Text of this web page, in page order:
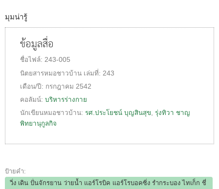
มุมน่ารู้
ข้อมูลสื่อ
ชื่อไฟล์: 243-005
นิตยสารหมอชาวบ้าน เล่มที่: 243
เดือน/ปี: กรกฎาคม 2542
คอลัมน์: บริหารร่างกาย
นักเขียนหมอชาวบ้าน: รศ.ประโยชน์ บุญสินสุข รุ่งทิวา ชาญ
พิทยานุกูลกิจ
ป้ายคำ:
วิ่ง เดิน ปั่นจักรยาน ว่ายน้ำ แอร์โรบิค แอร์โรบอคซิ่ง รำกระบอง ไทเก็ก ชี่